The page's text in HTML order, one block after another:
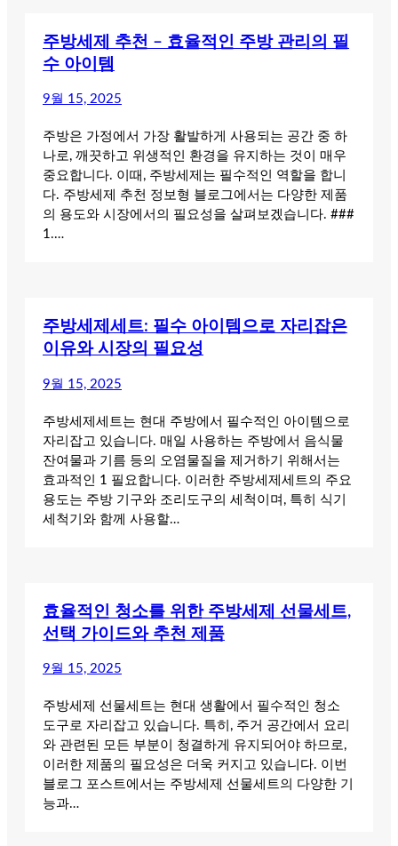
주방세제 추천 – 효율적인 주방 관리의 필
수 아이템
9월 15, 2025
주방은 가정에서 가장 활발하게 사용되는 공간 중 하
나로, 깨끗하고 위생적인 환경을 유지하는 것이 매우
중요합니다. 이때, 주방세제는 필수적인 역할을 합니
다. 주방세제 추천 정보형 블로그에서는 다양한 제품
의 용도와 시장에서의 필요성을 살펴보겠습니다. ###
1.…
주방세제세트: 필수 아이템으로 자리잡은
이유와 시장의 필요성
9월 15, 2025
주방세제세트는 현대 주방에서 필수적인 아이템으로
자리잡고 있습니다. 매일 사용하는 주방에서 음식물
잔여물과 기름 등의 오염물질을 제거하기 위해서는
효과적인 1 필요합니다. 이러한 주방세제세트의 주요
용도는 주방 기구와 조리도구의 세척이며, 특히 식기
세척기와 함께 사용할…
효율적인 청소를 위한 주방세제 선물세트,
선택 가이드와 추천 제품
9월 15, 2025
주방세제 선물세트는 현대 생활에서 필수적인 청소
도구로 자리잡고 있습니다. 특히, 주거 공간에서 요리
와 관련된 모든 부분이 청결하게 유지되어야 하므로,
이러한 제품의 필요성은 더욱 커지고 있습니다. 이번
블로그 포스트에서는 주방세제 선물세트의 다양한 기
능과…